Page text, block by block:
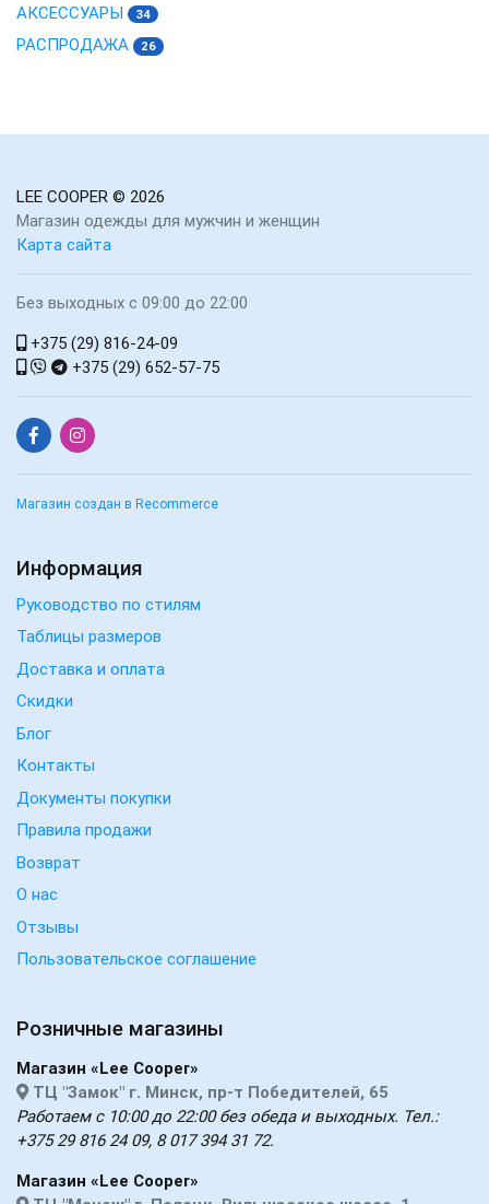
АКСЕССУАРЫ 34
РАСПРОДАЖА 26
LEE COOPER © 2026
Магазин одежды для мужчин и женщин
Карта сайта
Без выходных с 09:00 до 22:00
+375 (29) 816-24-09
+375 (29) 652-57-75
Магазин создан в Recommerce
Информация
Руководство по стилям
Таблицы размеров
Доставка и оплата
Скидки
Блог
Контакты
Документы покупки
Правила продажи
Возврат
О нас
Отзывы
Пользовательское соглашение
Розничные магазины
Магазин «Lee Cooper»
ТЦ "Замок" г. Минск, пр-т Победителей, 65
Работаем с 10:00 до 22:00 без обеда и выходных. Тел.:
+375 29 816 24 09, 8 017 394 31 72.
Магазин «Lee Cooper»